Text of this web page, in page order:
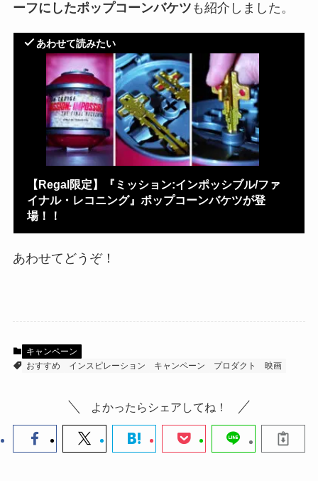
ーフにしたポップコーンバケツ も紹介しました。
あわせて読みたい
【Regal限定】『ミッション:インポッシブル/ファ
イナル・レコニング』ポップコーンバケツが登
場！！
あわせてどうぞ！
キャンペーン
おすすめ
インスピレーション キャンペーン プロダクト 映画
よかったらシェアしてね！